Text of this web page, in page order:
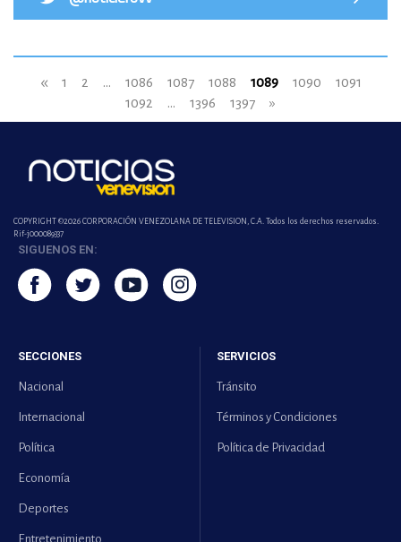
« 1 2 ... 1086 1087 1088 1089 1090
1091
1092
... 1396 1397 »
COPYRIGHT ©2026 CORPORACIÓN VENEZOLANA DE TELEVISION, C.A. Todos los derechos reservados.
Rif-j000089337
SIGUENOS EN:
SECCIONES
Nacional
Internacional
Política
Economía
Deportes
Entretenimiento
SERVICIOS
Tránsito
Términos y Condiciones
Política de Privacidad